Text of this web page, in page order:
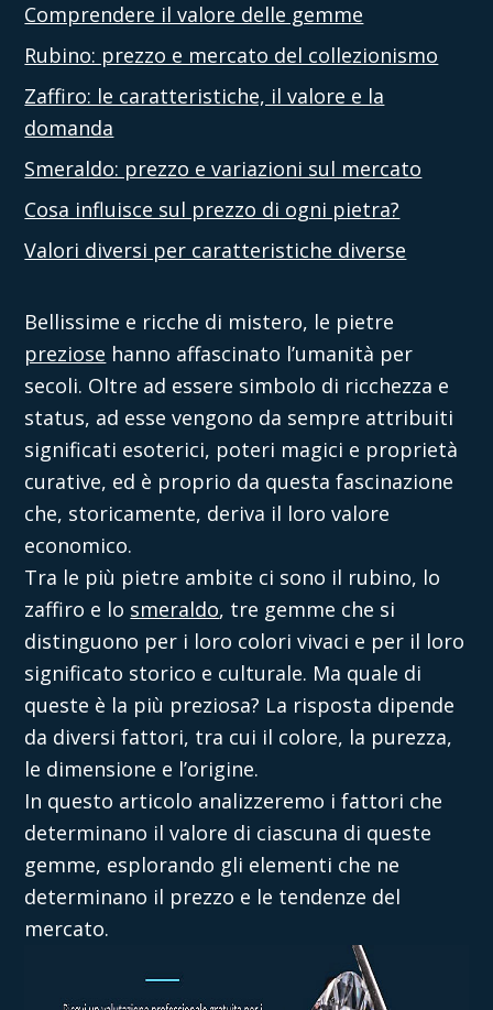
Comprendere il valore delle gemme
Rubino: prezzo e mercato del collezionismo
Zaffiro: le caratteristiche, il valore e la
domanda
Smeraldo: prezzo e variazioni sul mercato
Cosa influisce sul prezzo di ogni pietra?
Valori diversi per caratteristiche diverse
Bellissime e ricche di mistero, le pietre
preziose hanno affascinato l’umanità per
secoli. Oltre ad essere simbolo di ricchezza e
status, ad esse vengono da sempre attribuiti
significati esoterici, poteri magici e proprietà
curative, ed è proprio da questa fascinazione
che, storicamente, deriva il loro valore
economico.
Tra le più pietre ambite ci sono il rubino, lo
zaffiro e lo smeraldo, tre gemme che si
distinguono per i loro colori vivaci e per il loro
significato storico e culturale. Ma quale di
queste è la più preziosa? La risposta dipende
da diversi fattori, tra cui il colore, la purezza,
le dimensione e l’origine.
In questo articolo analizzeremo i fattori che
determinano il valore di ciascuna di queste
gemme, esplorando gli elementi che ne
determinano il prezzo e le tendenze del
mercato.